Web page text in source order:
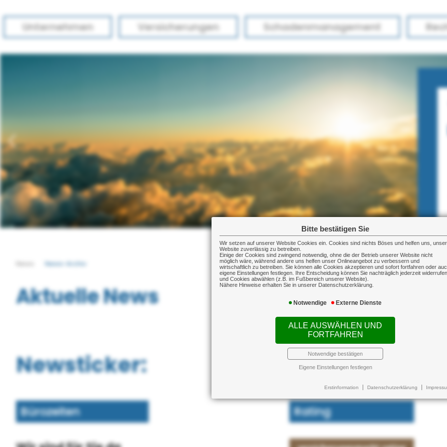
Bitte bestätigen Sie
Wir setzen auf unserer Website Cookies ein. Cookies sind nichts Böses und helfen uns,
Website zuverlässig zu betreiben.
Einige der Cookies sind zwingend notwendig, ohne die der Betrieb unserer Website nicht
möglich wäre, während andere uns helfen unser Onlineangebot zu verbessern und
wirtschaftlich zu betreiben. Sie können alle Cookies akzeptieren und sofort fortfahren oder
eigene Einstellungen festlegen. Ihre Entscheidung können Sie nachträglich jederzeit widerrufen
und Cookies abwählen (z.B. im Fußbereich unserer Website).
Nähere Hinweise erhalten Sie in unserer Datenschutzerklärung.
Notwendige Externe Dienste
ALLE AUSWÄHLEN UND
FORTFAHREN
Notwendige bestätigen
Eigene Einstellungen festlegen
Erstinformation Datenschutzerklärung
Unternehmen Versicherungen Schadenmanagement
zurück
News-Archiv
Aktuelle News
Newsticker:
Bürozeiten Rating